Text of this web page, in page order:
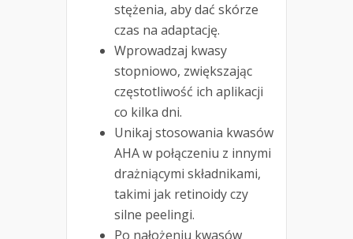
stężenia, aby dać skórze
czas na adaptację.
Wprowadzaj kwasy
stopniowo, zwiększając
częstotliwość ich aplikacji
co kilka dni.
Unikaj stosowania kwasów
AHA w połączeniu z innymi
drażniącymi składnikami,
takimi jak retinoidy czy
silne peelingi.
Po nałożeniu kwasów